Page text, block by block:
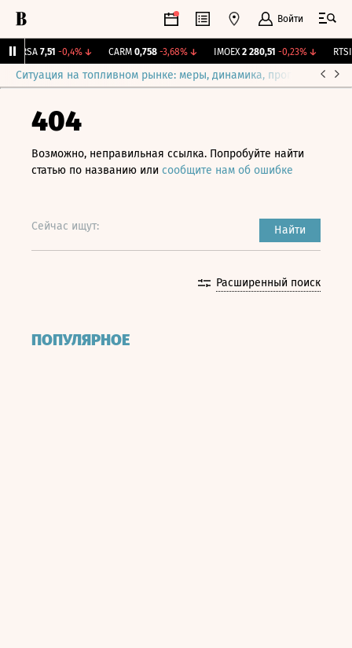
Войти
ARSA 7,51 -0,4%↓ CARM 0,758 -3,68%↓ IMOEX 2 280,51 -0,23%↓ RTSI
Ситуация на топливном рынке: меры, динамика, прогнозы
404
Возможно, неправильная ссылка. Попробуйте найти
статью по названию или сообщите нам об ошибке
Сейчас ищут: Найти
Расширенный поиск
ПОПУЛЯРНОЕ